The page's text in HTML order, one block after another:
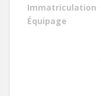
Immatriculation
Équipage